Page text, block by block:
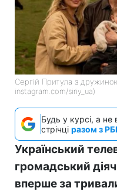
Сергій Притула з
instagram.com/siriy_ua)
Будь у курсі, а не
стрічці разом з
Український
громадський
вперше за